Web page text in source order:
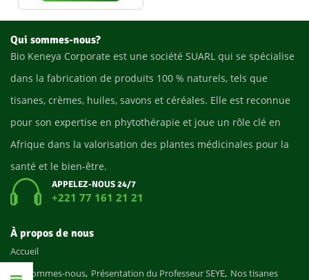
Qui sommes-nous?
Bio Keneya Corporate est une société SUARL qui se spécialise
dans la fabrication de produits 100 % naturels, tels que
tisanes, crèmes, huiles, savons et céréales. Elle est reconnue
pour son expertise en phytothérapie et joue un rôle clé en
Afrique dans la valorisation des plantes médicinales pour la
santé et le bien-être.
APPELEZ-NOUS 24/7
+221 77 161 21 21
À propos de nous
Accueil
Qui sommes-nous Présentation du Professeur SEYE Nos tisanes